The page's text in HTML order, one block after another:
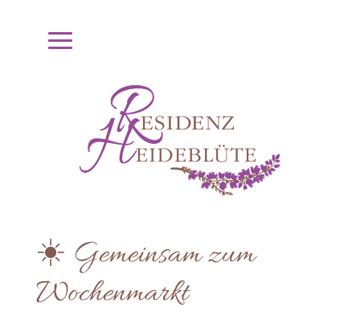
☀️ Gemeinsam zum
Wochenmarkt